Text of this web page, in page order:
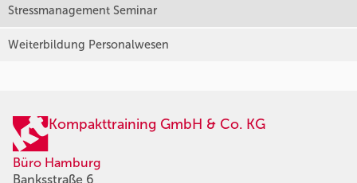
Stressmanagement Seminar
Weiterbildung Personalwesen
Kompakttraining GmbH & Co. KG
Büro Hamburg
Banksstraße 6